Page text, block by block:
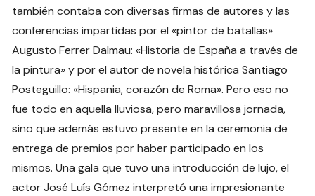
también contaba con diversas firmas de autores y las
conferencias impartidas por el «pintor de batallas»
Augusto Ferrer Dalmau: «Historia de España a través de
la pintura» y por el autor de novela histórica Santiago
Posteguillo: «Hispania, corazón de Roma». Pero eso no
fue todo en aquella lluviosa, pero maravillosa jornada,
sino que además estuvo presente en la ceremonia de
entrega de premios por haber participado en los
mismos. Una gala que tuvo una introducción de lujo, el
actor José Luís Gómez interpretó una impresionante